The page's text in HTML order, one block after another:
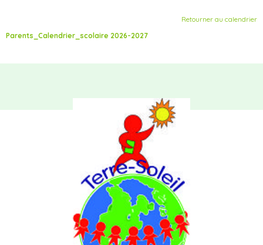
Retourner au calendrier
Parents_Calendrier_scolaire 2026-2027